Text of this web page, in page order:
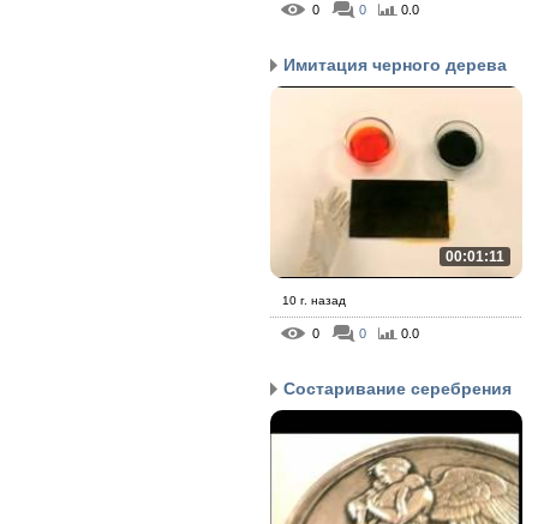
0 0 0.0
Имитация черного дерева
00:01:11
10 г. назад
0 0 0.0
Состаривание серебрения